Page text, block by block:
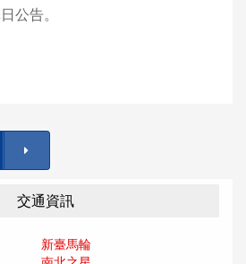
公告。
交通資訊
新臺馬輪